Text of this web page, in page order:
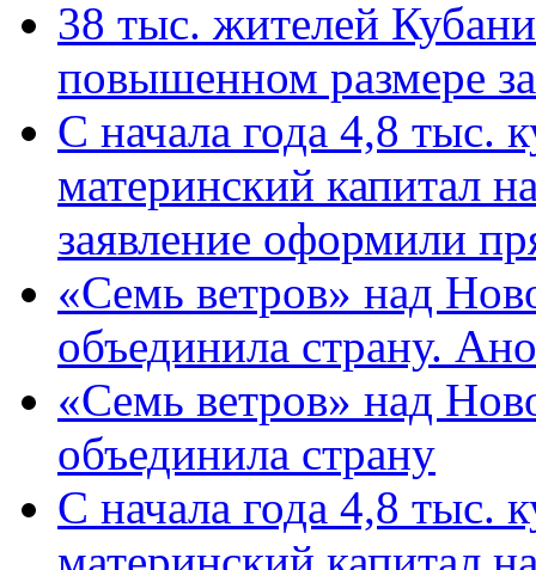
38 тыс. жителей
повышенном размере
С начала года 4,8 тыс.
материнский капитал
заявление оформили
«Семь ветров» над
объединила страну.
«Семь ветров» над
объединила страну
С начала года 4,8 тыс.